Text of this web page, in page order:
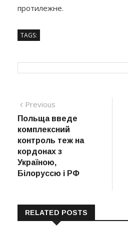
протилежне.
TAGS:
Навігація
записів
Previous
post:
Польща введе
комплексний
контроль теж на
кордонах з
Україною,
Білоруссю і РФ
RELATED POSTS